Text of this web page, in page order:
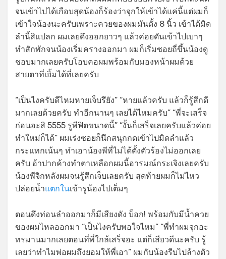
จนเข้าไปได้เกือบสุดน้องก็ร้องว่าจุกให้เข้าได้แค่นี้แต่ผมก็
เข้าใจน้องนะครับเพราะควยของผมมันตั้ง 8 นิ้ว เข้าได้มิด
ลำนี้สิแปลก ผมเลยดึงออกยาวๆ แล้วค่อยดันเข้าไปเบาๆ
ทำสักพักจนน้องเริ่มครางออกมา ผมก็เริ่มซอยถี่ขึ้นน้องดู
ชอบมากเลยครับโอบคอผมพร้อมกับมองหน้าผมด้วย
สายตาที่เยิ้มได้ที่เลยครับ
“เป็นไงครับดีไหมหายเจ็บรึยัง” “หายแล้วครับ แล้วก็รู้สึกดี
มากเลยด้วยครับ ทำอีกนานๆ เลยได้ไหมครับ” “พี่จะเสร็จ
ก่อนอะสิ 5555 รูพีฟิตขนาดนี้” “งั้นก็เสร็จเลยครับแล้วค่อย
ทำใหม่ก็ได้” ผมเร่งซอยก็นึกสนุกกดเข้าไปมิดลำแล้ว
กระแทกเน้นๆ ทำเอาน้องพีที่ไม่ได้ตั้งตัวร้องไม่ออกเลย
ครับ อ้าปากค้างทำตาเหลือกผมนี้อารมณ์กระเจิงเลยครับ
น้องพีจิกหลังผมจนรู้สึกเจ็บเลยครับ สุดท้ายผมก็ไม่ไหว
ปล่อยน้ำแตกในเข้ารูน้องไปเต็มๆ
ตอนดึงท่อนลำออกมาก็มีเสียงดัง บ็อก! พร้อมกับมีน้ำควย
ของผมไหลออกมา “เป็นไงครับพอใจไหม” “พี่ทำผมจุกอะ
ทรมานมากเลยตอนที่พี่ใกล้เสร็จอะ แต่ก็เสียวดีนะครับ รู้
เลยว่าทำไมพ่อผมถึงยอมให้พี่เอา” ผมกับน้องรีบไปล้างตัว